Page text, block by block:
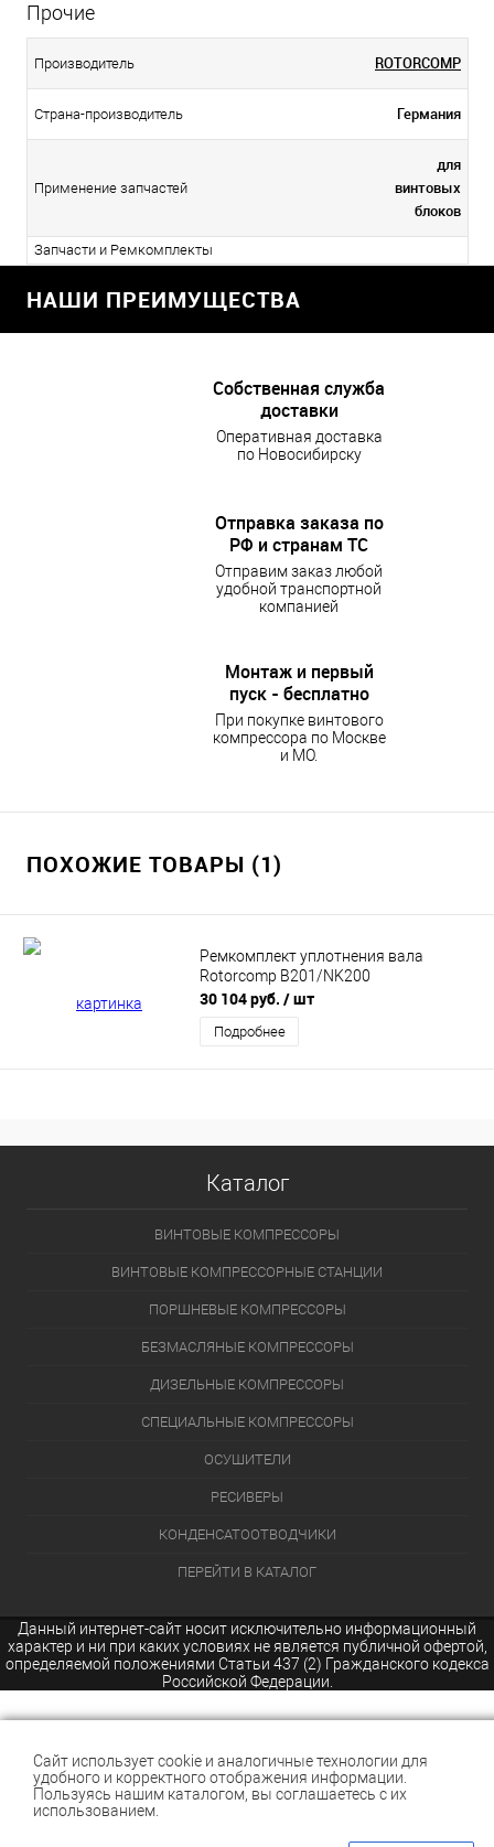
Прочие
Производитель ROTORCOMP
Страна-производитель Германия
Применение запчастей
для
винтовых
блоков
Запчасти и Ремкомплекты
НАШИ ПРЕИМУЩЕСТВА
Собственная служба
доставки
Оперативная доставка
по Новосибирску
Отправка заказа по
РФ и странам ТС
Отправим заказ любой
удобной транспортной
компанией
Монтаж и первый
пуск - бесплатно
При покупке винтового
компрессора по Москве
и МО.
ПОХОЖИЕ ТОВАРЫ (1)
Ремкомплект уплотнения вала
Rotorcomp B201/NK200
30 104 руб. / шт
Подробнее
Каталог
ВИНТОВЫЕ КОМПРЕССОРЫ
ВИНТОВЫЕ КОМПРЕССОРНЫЕ СТАНЦИИ
ПОРШНЕВЫЕ КОМПРЕССОРЫ
БЕЗМАСЛЯНЫЕ КОМПРЕССОРЫ
ДИЗЕЛЬНЫЕ КОМПРЕССОРЫ
СПЕЦИАЛЬНЫЕ КОМПРЕССОРЫ
ОСУШИТЕЛИ
РЕСИВЕРЫ
КОНДЕНСАТООТВОДЧИКИ
ПЕРЕЙТИ В КАТАЛОГ
Данный интернет-сайт носит исключительно информационный
характер и ни при каких условиях не является публичной офертой,
определяемой положениями Статьи 437 (2) Гражданского кодекса
Российской Федерации.
Сайт использует cookie и аналогичные технологии для
удобного и корректного отображения информации.
Пользуясь нашим каталогом, вы соглашаетесь с их
использованием.